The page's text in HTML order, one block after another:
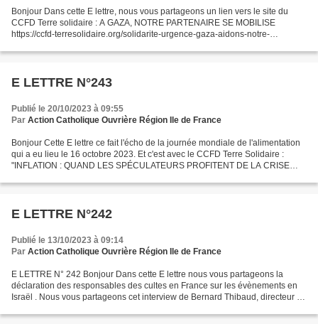
Bonjour Dans cette E lettre, nous vous partageons un lien vers le site du
CCFD Terre solidaire : A GAZA, NOTRE PARTENAIRE SE MOBILISE
https://ccfd-terresolidaire.org/solidarite-urgence-gaza-aidons-notre-
utm_source=sfmc&utm_medium=email&utm_campaign=NL_OCTOBRE_20
E LETTRE N°243
Publié le 20/10/2023 à 09:55
Par Action Catholique Ouvrière Région Ile de France
Bonjour Cette E lettre ce fait l'écho de la journée mondiale de l'alimentation
qui a eu lieu le 16 octobre 2023. Et c'est avec le CCFD Terre Solidaire :
"INFLATION : QUAND LES SPÉCULATEURS PROFITENT DE LA CRISE
E LETTRE N°242
Publié le 13/10/2023 à 09:14
Par Action Catholique Ouvrière Région Ile de France
E LETTRE N° 242 Bonjour Dans cette E lettre nous vous partageons la
déclaration des responsables des cultes en France sur les évènements en
Israël . Nous vous partageons cet interview de Bernard Thibaud, directeur de